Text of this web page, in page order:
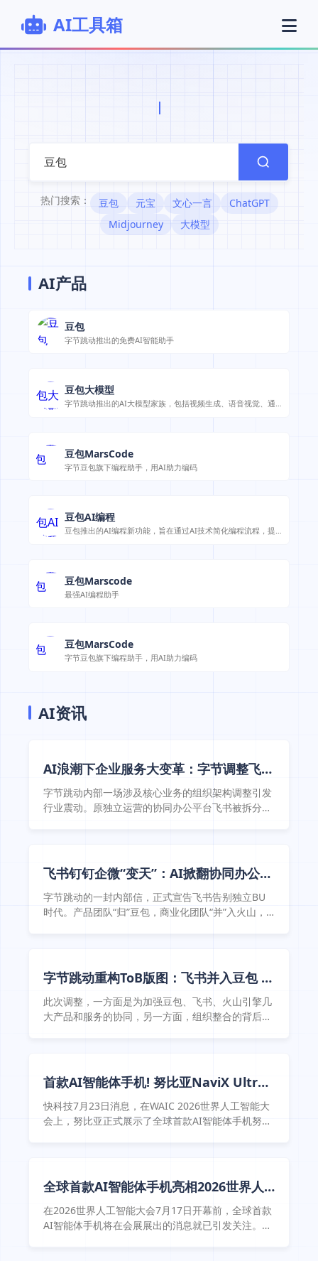
AI工具箱
|
热门搜索： 豆包 元宝 文心一言
ChatGPT
Midjourney
大模型
AI产品
豆包
字节跳动推出的免费AI智能助手
豆包大模型
字节跳动推出的AI大模型家族，包括视频生成、语音视觉、通
豆包MarsCode
字节豆包旗下编程助手，用AI助力编码
豆包AI编程
豆包推出的AI编程新功能，旨在通过AI技术简化编程流程，提
豆包Marscode
最强AI编程助手
豆包MarsCode
字节豆包旗下编程助手，用AI助力编码
AI资讯
AI浪潮下企业服务大变革：字节调整飞
书，豆包开启BC融合新征程
字节跳动内部一场涉及核心业务的组织架构调整引发
行业震动。原独立运营的协同办公平台飞书被拆分为
工智能领域，试图通过 ...
飞书钉钉企微“变天”：AI掀翻协同办公十
年牌桌
字节跳动的一封内部信，正式宣告飞书告别独立BU
时代。产品团队“归”豆包，商业化团队“并”入火山，
QoderWork、悟空、MuleRun三条赛道整合为“千问
办公”，腾讯将QClaw划入WorkBuddy所在管理体
系。 内部赛马机制退场、集中力量办大事，成为 ...
字节跳动重构ToB版图：飞书并入豆包 大
厂激战“AI工作入口”
此次调整，一方面是为加强豆包、飞书、火山引擎几
大产品和服务的协同，另一方面，组织整合的背后，
词是 ...
首款AI智能体手机! 努比亚NaviX Ultra
上手：一句话完成多App联动操作
快科技7月23日消息，在WAIC 2026世界人工智能大
会上，努比亚正式展示了全球首款AI智能体手机努比
全球首款AI智能体手机亮相2026世界人
工智能大会，上市时间和手机 ...
在2026世界人工智能大会7月17日开幕前，全球首款
AI智能体手机将在会展展出的消息就已引发关注。开